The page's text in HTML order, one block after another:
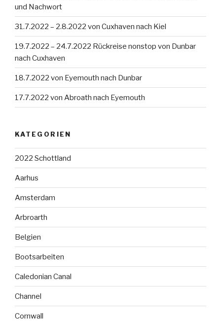
und Nachwort
31.7.2022 – 2.8.2022 von Cuxhaven nach Kiel
19.7.2022 – 24.7.2022 Rückreise nonstop von Dunbar
nach Cuxhaven
18.7.2022 von Eyemouth nach Dunbar
17.7.2022 von Abroath nach Eyemouth
KATEGORIEN
2022 Schottland
Aarhus
Amsterdam
Arbroarth
Belgien
Bootsarbeiten
Caledonian Canal
Channel
Cornwall